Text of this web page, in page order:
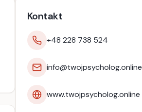
Kontakt
+48 228 738 524
info@twojpsycholog.online
www.twojpsycholog.online